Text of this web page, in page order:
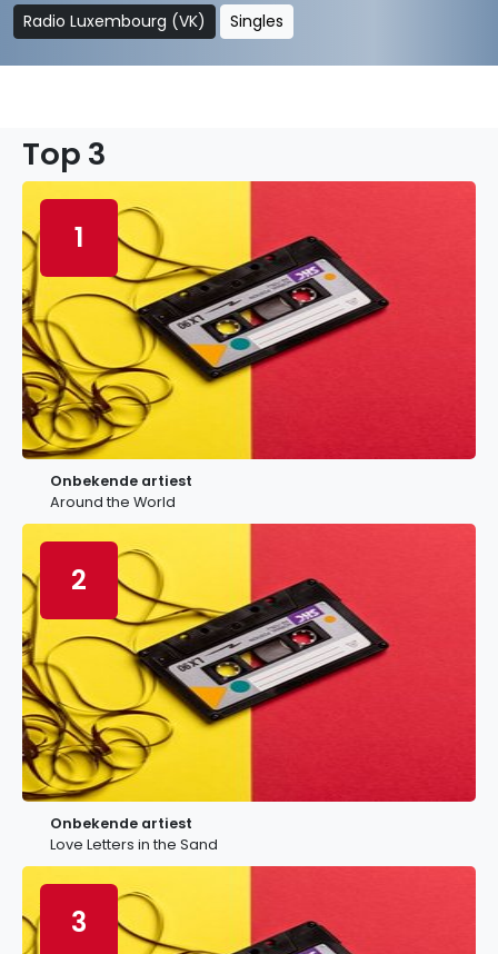
Radio Luxembourg (VK) Singles
Top 3
1
Onbekende artiest
Around the World
2
Onbekende artiest
Love Letters in the Sand
3